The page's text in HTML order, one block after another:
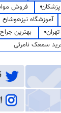
فروش
آموزشگاه تیزهوشان
بهترین
سمعک نامرئی